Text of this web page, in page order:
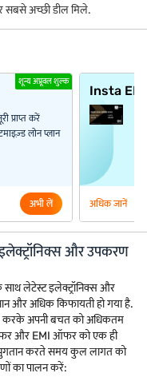
सबसे अच्छी डील मिले.
शून्य अप्रूवल शुल्क
प्राप्त करें
लोन प्लान
अभी लें
Insta
अधिक जानें
और उपकरण
लेटेस्ट इलेक्ट्रॉनिक्स और
और अधिक किफायती हो गया है.
अपनी बचत को अधिकतम
और EMI ऑफर को एक ही
भुगतान करते समय कुल लागत को
का पालन करें: